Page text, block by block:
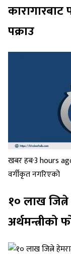
पक्राउ
खबर हब·3 hours
वर्गीकृत नगरिएको
१० लाख
अर्थमन्त्रीको